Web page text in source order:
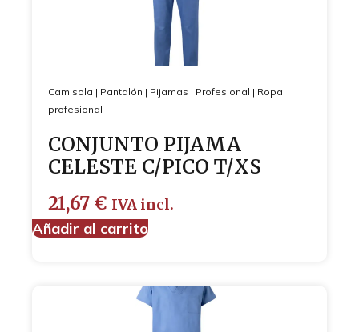
Camisola | Pantalón | Pijamas | Profesional | Ropa
profesional
CONJUNTO PIJAMA
CELESTE C/PICO T/XS
21,67 € IVA incl.
Añadir al carrito